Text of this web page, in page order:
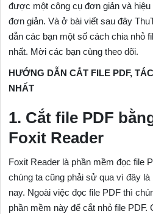
được một công cụ đơn giản và hiệu
đơn giản. Và ở bài viết sau đây
dẫn các bạn một số cách chia nhỏ
nhất. Mời các bạn cùng theo dõi.
HƯỚNG DẪN CẮT FILE PDF,
NHẤT
1. Cắt file PDF
Foxit Reader
Foxit Reader là phần mềm đọc file
chúng ta cũng phải sử qua vì đây là
nay. Ngoài việc đọc file PDF thì
phần mềm này để cắt nhỏ file PDF.